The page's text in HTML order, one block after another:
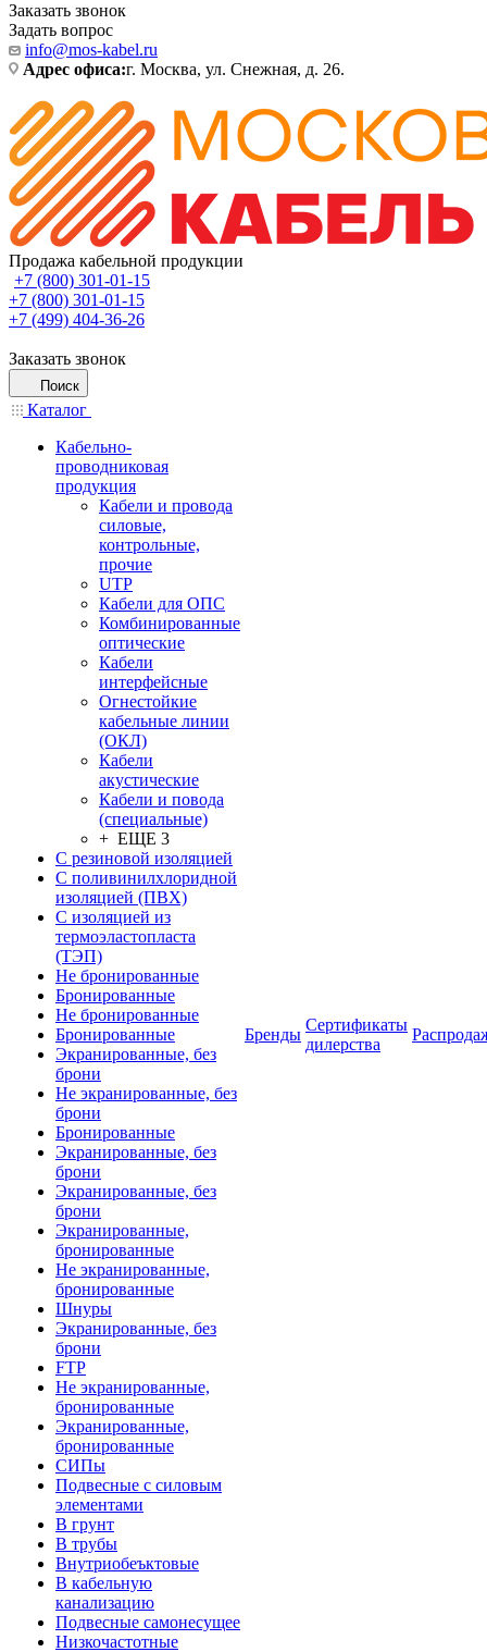
Заказать звонок
Задать вопрос
info@mos-kabel.ru
Адрес офиса:г. Москва, ул. Снежная, д. 26.
Продажа кабельной продукции
+7 (800) 301-01-15
+7 (800) 301-01-15
+7 (499) 404-36-26
Заказать звонок
Поиск
Каталог
Кабельно-
проводниковая
продукция
Кабели и провода
силовые,
контрольные,
прочие
UTP
Кабели для ОПС
Комбинированные
оптические
Кабели
интерфейсные
Огнестойкие
кабельные линии
(ОКЛ)
Кабели
акустические
Кабели и повода
(специальные)
+ ЕЩЕ 3
С резиновой изоляцией
С поливинилхлоридной
изоляцией (ПВХ)
С изоляцией из
термоэластопласта
(ТЭП)
Не бронированные
Бронированные
Не бронированные
Бронированные
Экранированные, без
брони
Не экранированные, без
брони
Бронированные
Экранированные, без
брони
Экранированные, без
брони
Экранированные,
бронированные
Не экранированные,
бронированные
Шнуры
Экранированные, без
брони
FTP
Не экранированные,
бронированные
Экранированные,
бронированные
СИПы
Подвесные с силовым
элементами
В грунт
В трубы
Внутриобеъктовые
В кабельную
канализацию
Подвесные самонесущее
Низкочастотные
Бренды
Сертификаты
дилерства